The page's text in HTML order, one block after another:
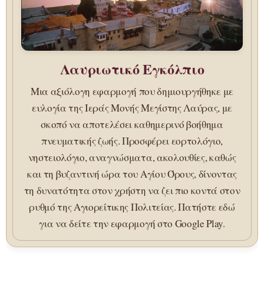
Λαυριωτικό Εγκόλπιο
Μια αξιόλογη εφαρμογή που δημιουργήθηκε με
ευλογία της Ιεράς Μονής Μεγίστης Λαύρας, με
σκοπό να αποτελέσει καθημερινό βοήθημα
πνευματικής ζωής. Προσφέρει εορτολόγιο,
νηστειολόγιο, αναγνώσματα, ακολουθίες, καθώς
και τη βυζαντινή ώρα του Αγίου Όρους, δίνοντας
τη δυνατότητα στον χρήστη να ζει πιο κοντά στον
ρυθμό της Αγιορείτικης Πολιτείας. Πατήστε εδώ
για να δείτε την εφαρμογή στο Google Play.